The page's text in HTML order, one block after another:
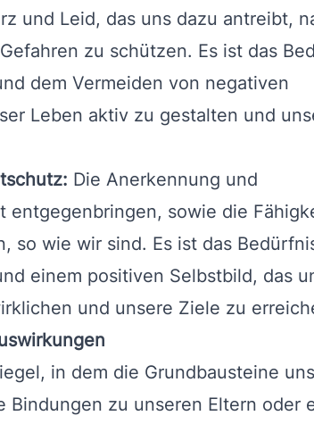
und Leid, das uns dazu antreibt,
zu schützen. Es ist das
dem Vermeiden von negativen
Leben aktiv zu gestalten und
Die Anerkennung und
entgegenbringen, sowie die
so wie wir sind. Es ist das
einem positiven Selbstbild, das
und unsere Ziele zu
in dem die Grundbausteine
Bindungen zu unseren Eltern oder